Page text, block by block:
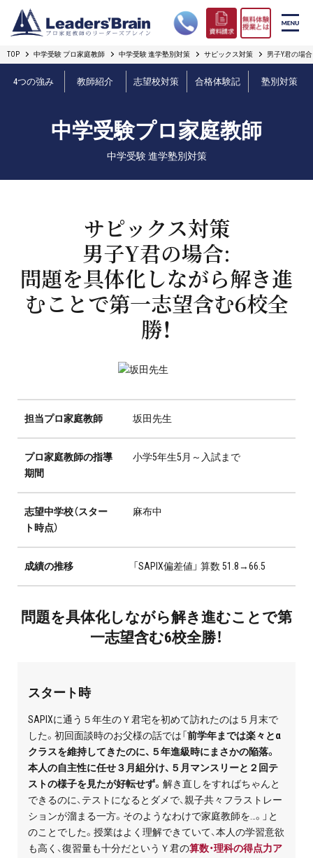
リーダーズブレインの強み
プロ教師紹介
無料体験授業とは
短期フリープラン
プロ家庭教師の英検®対策
お申込みの流れ
よくある質問
採用情報
会社概要
採用情報
プライバシーポリシー
プロ教師が届ける
公式LINE＠
TOP 中学受験 プロ家庭教師 中学受験 進学塾別対策 サピックス対策 男子Y君の場合
4つの強み 教師紹介 志望校対策 合格体験記 塾別対策
中学受験プロ家庭教師
中学受験 進学塾別対策
サピックス対策
男子Y君の場合:
問題を具体化しながら解き進
むことで第一志望含む6校全
勝！
担当プロ家庭教師 坂田先生
プロ家庭教師の指導
期間
小学5年生5月～入試まで
志望中学校（スター
ト時点）
麻布中
成績の推移 「SAPIX偏差値」 算数 51.8→66.5
問題を具体化しながら解き進むことで第
一志望含む6校全勝！
スタート時
SAPIXに通う５年生のＹ君宅を初めて訪れたのは５月末で
した。初回面談時のお父様の話では「 前学年までは楽々とα
クラスを維持してきたのに、５年進級時にまさかの陥落。
本人の自主性に任せ３月組分け、５月マンスリーと２回テ
ストの様子を見たが好転せず。 解き直しをすればちゃんと
できるのに、テストになるとダメで、親子共々フラストレー
ションが溜まる一方。そのようなわけで家庭教師を…。」と
のことでした。授業はよく理解できていて、本人の学習意欲
も高く、復習量も十分だというＹ君の算数・理科の得点力ア